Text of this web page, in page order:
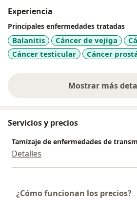
Experiencia
Principales enfermedades tratadas
Balanitis Cáncer de vejiga
Cáncer testicular
Cáncer
Mostrar mássobre
Servicios y precios
Tamizaje de enfermedades de
Detalles
¿Cómo funcionan los precios?